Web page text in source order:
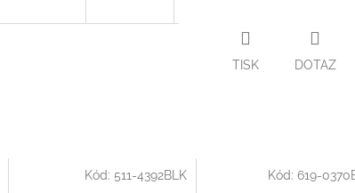
R
A
TISK DOTAZ
Kód: 511-4392BLK Kód:619-